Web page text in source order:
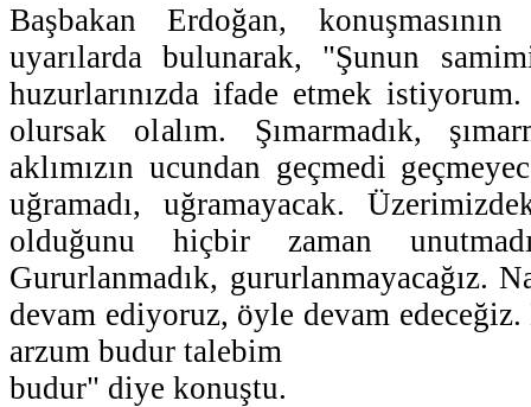
Başbakan Erdoğan,
uyarılarda bulunarak, "Şunun
huzurlarınızda ifade etmek
olursak olalım. Şımarmadık,
aklımızın ucundan geçmedi
uğramadı, uğramayacak.
olduğunu hiçbir zaman
Gururlanmadık, gururlanmayacağız.
devam ediyoruz, öyle devam
arzum budur talebim
budur" diye konuştu.